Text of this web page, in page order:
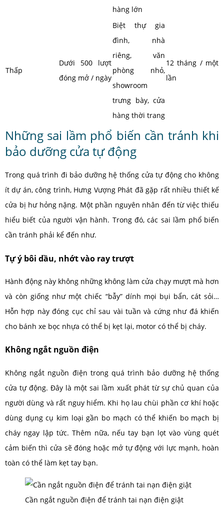
hàng lớn
Thấp
Dưới 500 lượt
đóng mở / ngày
Biệt thự gia
đình, nhà
riêng, văn
phòng nhỏ,
showroom
trưng bày, cửa
hàng thời trang
12 tháng / một
lần
Những sai lầm phổ biến cần tránh khi
bảo dưỡng cửa tự động
Trong quá trình đi bảo dưỡng hệ thống cửa tự động cho không
ít dự án, công trình, Hưng Vượng Phát đã gặp rất nhiều thiết kế
cửa bị hư hỏng nặng. Một phần nguyên nhân đến từ việc thiếu
hiểu biết của người vận hành. Trong đó, các sai lầm phổ biến
cần tránh phải kể đến như.
Tự ý bôi dầu, nhớt vào ray trượt
Hành động này không những không làm cửa chạy mượt mà hơn
và còn giống như một chiếc “bẫy” dính mọi bụi bẩn, cát sỏi…
Hỗn hợp này đóng cục chỉ sau vài tuần và cứng như đá khiến
cho bánh xe bọc nhựa có thể bị kẹt lại, motor có thể bị cháy.
Không ngắt nguồn điện
Không ngắt nguồn điện trong quá trình bảo dưỡng hệ thống
cửa tự động. Đây là một sai lầm xuất phát từ sự chủ quan của
người dùng và rất nguy hiểm. Khi họ lau chùi phần cơ khí hoặc
dùng dụng cụ kim loại gần bo mạch có thể khiến bo mạch bị
cháy ngay lập tức. Thêm nữa, nếu tay bạn lọt vào vùng quét
cảm biến thì cửa sẽ đóng hoặc mở tự động với lực mạnh, hoàn
toàn có thể làm kẹt tay bạn.
Cần ngắt nguồn điện để tránh tai nạn điện giật